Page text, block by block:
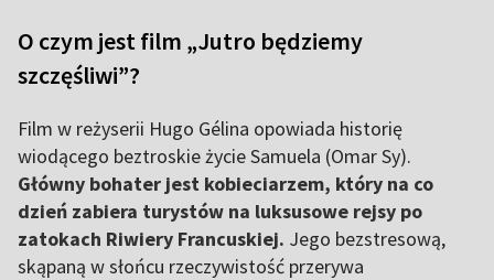
O czym jest film „Jutro będziemy
szczęśliwi”?
Film w reżyserii Hugo Gélina opowiada historię
wiodącego beztroskie życie Samuela (Omar Sy).
Główny bohater jest kobieciarzem, który na co
dzień zabiera turystów na luksusowe rejsy po
zatokach Riwiery Francuskiej. Jego bezstresową,
skąpaną w słońcu rzeczywistość przerywa